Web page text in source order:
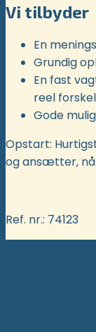
Vi tilbyder
En
Grundig
En fast
reel forskel
Gode
Opstart:
og ansætter,
Ref. nr.: 74123